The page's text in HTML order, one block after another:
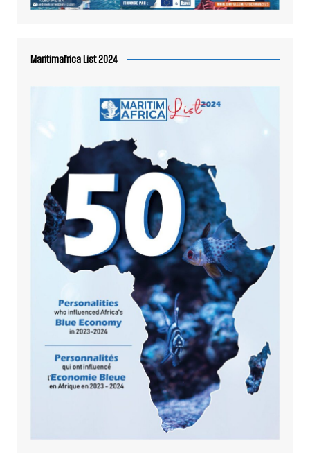
Maritimafrica List 2024